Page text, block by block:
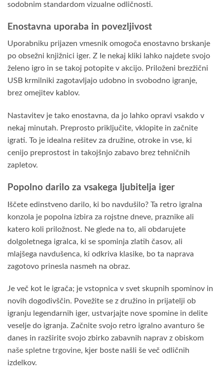
sodobnim standardom vizualne odličnosti.
Enostavna uporaba in povezljivost
Uporabniku prijazen vmesnik omogoča enostavno brskanje
po obsežni knjižnici iger. Z le nekaj kliki lahko najdete svojo
želeno igro in se takoj potopite v akcijo. Priloženi brezžični
USB krmilniki zagotavljajo udobno in svobodno igranje,
brez omejitev kablov.
Nastavitev je tako enostavna, da jo lahko opravi vsakdo v
nekaj minutah. Preprosto priključite, vklopite in začnite
igrati. To je idealna rešitev za družine, otroke in vse, ki
cenijo preprostost in takojšnjo zabavo brez tehničnih
zapletov.
Popolno darilo za vsakega ljubitelja iger
Iščete edinstveno darilo, ki bo navdušilo? Ta retro igralna
konzola je popolna izbira za rojstne dneve, praznike ali
katero koli priložnost. Ne glede na to, ali obdarujete
dolgoletnega igralca, ki se spominja zlatih časov, ali
mlajšega navdušenca, ki odkriva klasike, bo ta naprava
zagotovo prinesla nasmeh na obraz.
Je več kot le igrača; je vstopnica v svet skupnih spominov in
novih dogodivščin. Povežite se z družino in prijatelji ob
igranju legendarnih iger, ustvarjajte nove spomine in delite
veselje do igranja. Začnite svojo retro igralno avanturo še
danes in razširite svojo zbirko zabavnih naprav z obiskom
naše spletne trgovine, kjer boste našli še več odličnih
izdelkov.